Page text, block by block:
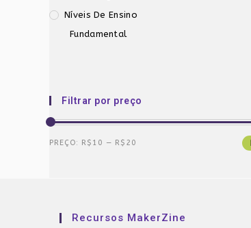
Níveis De Ensino
Fundamental
Filtrar por preço
Preço
Preço
PREÇO: R$10 — R$20
Recursos MakerZine